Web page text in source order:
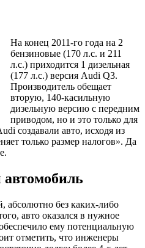
На конец 2011-го года на 2
бензиновые (170 л.с. и 211
л.с.) приходится 1 дизельная
(177 л.с.) версия Audi Q3.
Производитель обещает
вторую, 140-касильную
дизельную версию с передним
приводом, но и это только для
создавали авто, исходя из
только размер налогов». Да
абсолютно без каких-либо
авто оказался в нужное
ему потенциальную
отметить, что инженеры